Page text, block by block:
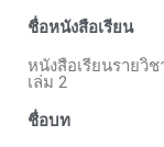
ชื่อหนังสือเรียน
หนังสือเรียนรายวิ
เล่ม 2
ชื่อบท